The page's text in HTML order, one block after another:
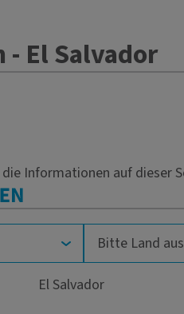
- El Salvador
Informationen auf dieser
El Salvador